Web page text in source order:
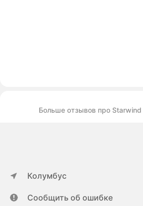
Больше отзывов про
Колумбус
Сообщить об ошибке